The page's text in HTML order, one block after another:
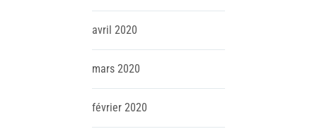
avril 2020
mars 2020
février 2020